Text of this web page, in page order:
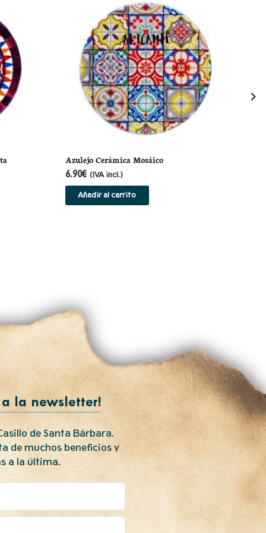
Azulejo Cerámica Mosáico
6.90€ (IVA incl.)
Añadir al carrito
a la newsletter!
de Santa Bárbara.
de muchos beneficios y
a la última.